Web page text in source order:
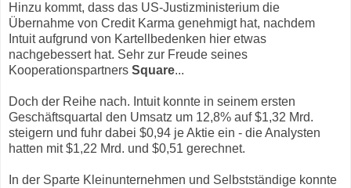
Hinzu kommt, dass das US-Justizministerium die
Übernahme von Credit Karma genehmigt hat, nachdem
Intuit aufgrund von Kartellbedenken hier etwas
nachgebessert hat. Sehr zur Freude seines
Kooperationspartners Square...
Doch der Reihe nach. Intuit konnte in seinem ersten
Geschäftsquartal den Umsatz um 12,8% auf $1,32 Mrd.
steigern und fuhr dabei $0,94 je Aktie ein - die Analysten
hatten mit $1,22 Mrd. und $0,51 gerechnet.
In der Sparte Kleinunternehmen und Selbstständige konnte